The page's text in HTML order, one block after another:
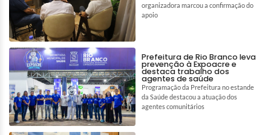
organizadora marcou a confirmação do
apoio
Prefeitura de Rio Branco leva
prevenção à Expoacre e
destaca trabalho dos
agentes de saúde
Programação da Prefeitura no estande
da Saúde destacou a atuação dos
agentes comunitários